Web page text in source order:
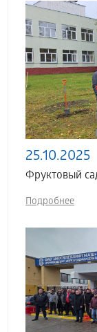
25.10.2025
Фруктовый
Подробнее